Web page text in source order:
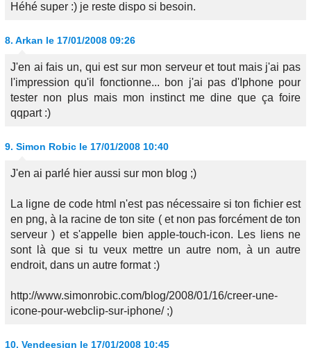
Héhé super :) je reste dispo si besoin.
8. Arkan le 17/01/2008 09:26
J'en ai fais un, qui est sur mon serveur et tout mais j'ai pas
l'impression qu'il fonctionne... bon j'ai pas d'Iphone pour
tester non plus mais mon instinct me dine que ça foire
qqpart :)
9. Simon Robic le 17/01/2008 10:40
J'en ai parlé hier aussi sur mon blog ;)
La ligne de code html n'est pas nécessaire si ton fichier est
en png, à la racine de ton site ( et non pas forcément de ton
serveur ) et s'appelle bien apple-touch-icon. Les liens ne
sont là que si tu veux mettre un autre nom, à un autre
endroit, dans un autre format :)
http://www.simonrobic.com/blog/2008/01/16/creer-une-
icone-pour-webclip-sur-iphone/ ;)
10. Vendeesign le 17/01/2008 10:45